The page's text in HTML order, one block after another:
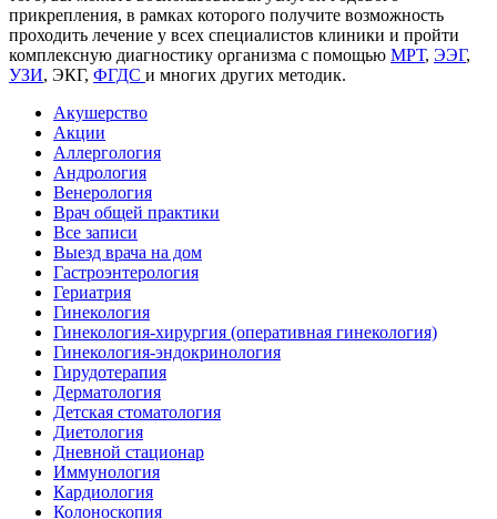
прикрепления, в рамках которого получите возможность
проходить лечение у всех специалистов клиники и пройти
комплексную диагностику организма с помощью МРТ, ЭЭГ,
УЗИ, ЭКГ, ФГДС и многих других методик.
Акушерство
Акции
Аллергология
Андрология
Венерология
Врач общей практики
Все записи
Выезд врача на дом
Гастроэнтерология
Гериатрия
Гинекология
Гинекология-хирургия (оперативная гинекология)
Гинекология-эндокринология
Гирудотерапия
Дерматология
Детская стоматология
Диетология
Дневной стационар
Иммунология
Кардиология
Колоноскопия